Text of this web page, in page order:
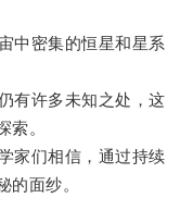
密集的恒星和星系
许多未知之处，这
索。
们相信，通过持续
的面纱。